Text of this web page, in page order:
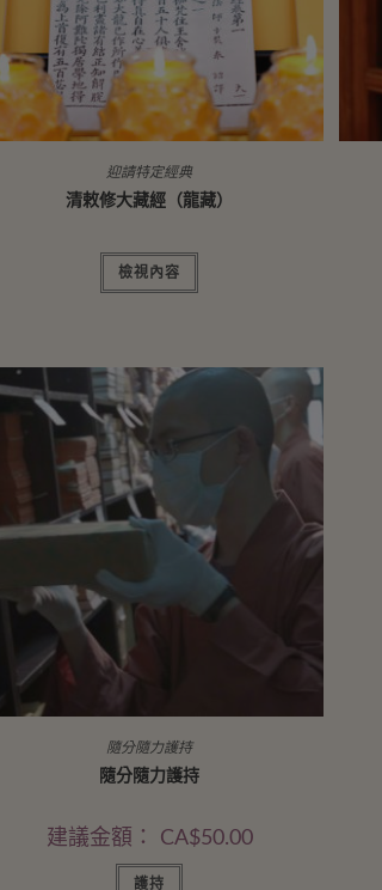
迎請特定經典
清敕修大藏經（龍藏）
檢視內容
隨分隨力護持
隨分隨力護持
建議金額： CA$50.00
護持